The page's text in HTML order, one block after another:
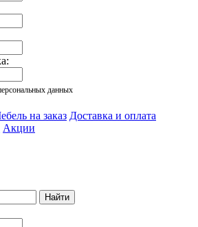
данных
на заказ Доставка и оплата
Акции
Найти